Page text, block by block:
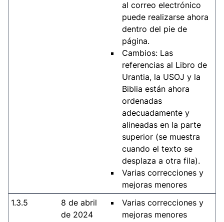
al correo electrónico
puede realizarse ahora
dentro del pie de
página.
Cambios: Las
referencias al Libro de
Urantia, la USOJ y la
Biblia están ahora
ordenadas
adecuadamente y
alineadas en la parte
superior (se muestra
cuando el texto se
desplaza a otra fila).
Varias correcciones y
mejoras menores
1.3.5
8 de abril
de 2024
Varias correcciones y
mejoras menores